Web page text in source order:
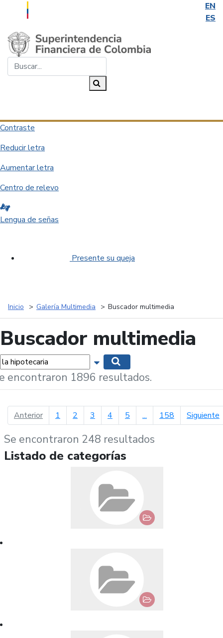
EN
ES
Saltar al contenido principal
Contraste
Reducir letra
Aumentar letra
Centro de relevo
Lengua de señas
Presente su queja
Inicio Galería Multimedia Buscador multimedia
Buscador multimedia
Mostrar opciones de búsqueda
encontraron 1896 resultados.
Anteriorpágina anterior
1 2 3 4 5 ... 158 Siguiente
Se encontraron 248 resultados
Listado de categorías